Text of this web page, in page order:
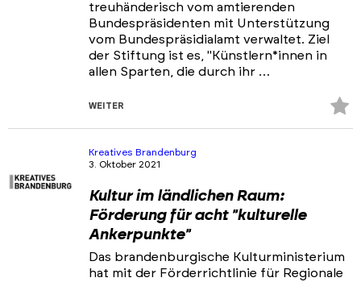
treuhänderisch vom amtierenden
Bundespräsidenten mit Unterstützung
vom Bundespräsidialamt verwaltet. Ziel
der Stiftung ist es, "Künstlern*innen in
allen Sparten, die durch ihr …
WEITER
Kreatives Brandenburg
3. Oktober 2021
Kultur im ländlichen Raum:
Förderung für acht "kulturelle
Ankerpunkte"
Das brandenburgische Kulturministerium
hat mit der Förderrichtlinie für Regionale